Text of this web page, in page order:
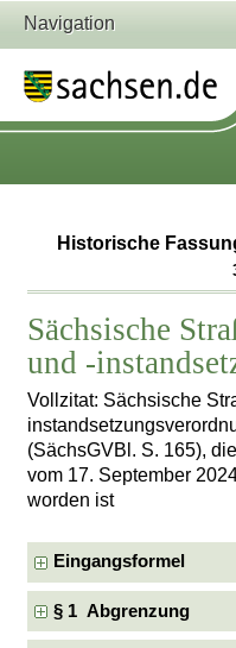
Navigation
Historische
Sächsische
und -
Vollzitat: Sächsische
(SächsGVBl. S. 165),
vom 17. September
worden ist
Eingangsformel
§ 1 Abgrenzung